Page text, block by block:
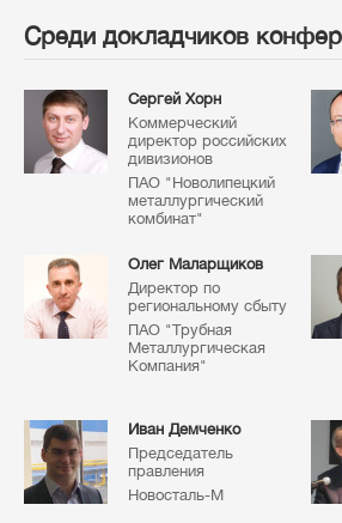
Среди докладчиков
Сергей Хорн
Коммерческий
директор российских
дивизионов
ПАО "Новолипецкий
металлургический
комбинат"
Олег Маларщиков
Директор по
региональному сбыту
ПАО "Трубная
Металлургическая
Компания"
Иван Демченко
Председатель
правления
Новосталь-М